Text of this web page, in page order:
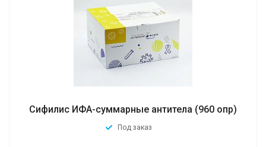
Сифилис ИФА-суммарные антитела (960 опр)
Под заказ